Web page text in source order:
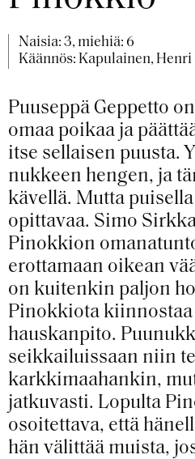
Naisia: 3, miehiä: 6
Käännös: Kapulainen,
Puuseppä Geppetto
omaa poikaa ja
itse sellaisen puusta.
nukkeen hengen, ja
kävellä. Mutta
opittavaa. Simo
Pinokkion
erottamaan oikean
on kuitenkin paljon
Pinokkiota kiinnostaa
hauskanpito.
seikkailuissaan niin
karkkimaahankin,
jatkuvasti. Lopulta
osoitettava, että
hän välittää muista,